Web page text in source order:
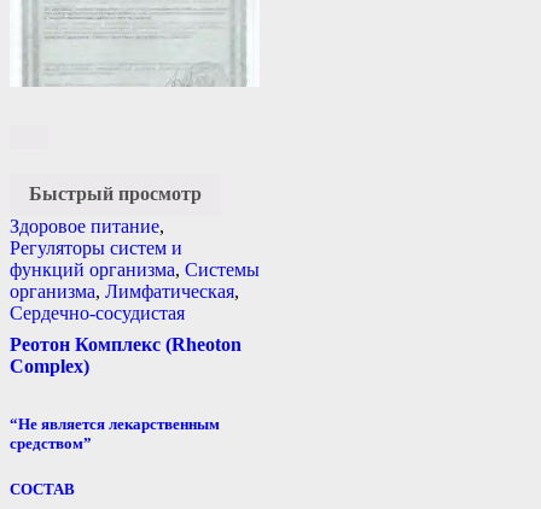
Быстрый просмотр
Здоровое питание,
Регуляторы систем и
функций организма, Системы
организма, Лимфатическая,
Сердечно-сосудистая
Реотон Комплекс (Rheoton
Complex)
“Не является лекарственным
средством”
СОСТАВ